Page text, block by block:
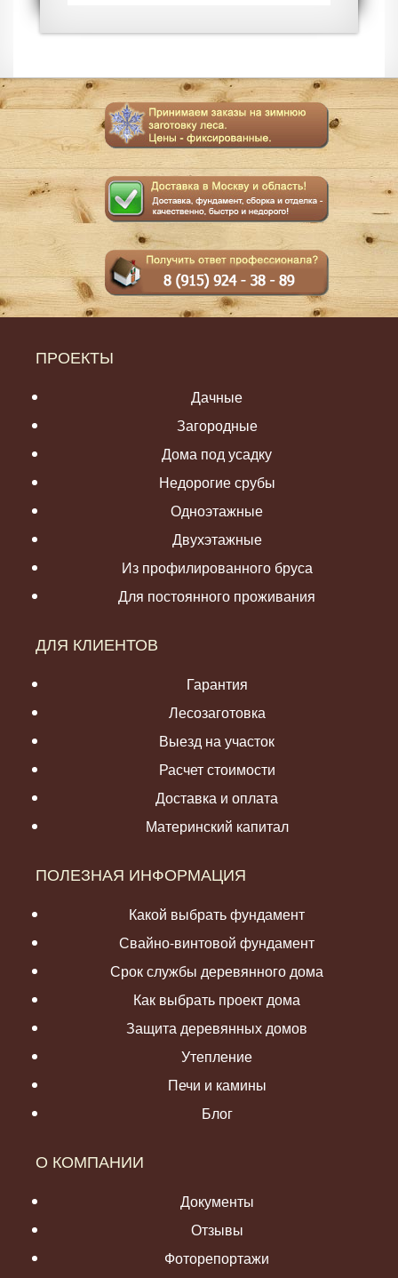
ПРОЕКТЫ
Дачные
Загородные
Дома под усадку
Недорогие срубы
Одноэтажные
Двухэтажные
Из профилированного бруса
Для постоянного проживания
ДЛЯ КЛИЕНТОВ
Гарантия
Лесозаготовка
Выезд на участок
Расчет стоимости
Доставка и оплата
Материнский капитал
ПОЛЕЗНАЯ ИНФОРМАЦИЯ
Какой выбрать фундамент
Свайно-винтовой фундамент
Срок службы деревянного дома
Как выбрать проект дома
Защита деревянных домов
Утепление
Печи и камины
Блог
О КОМПАНИИ
Документы
Отзывы
Фоторепортажи